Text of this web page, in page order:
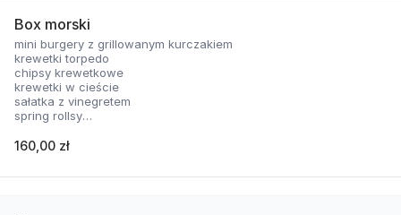
Box morski
mini burgery z grillowanym kurczakiem
krewetki torpedo
chipsy krewetkowe
krewetki w cieście
sałatka z vinegretem
spring rollsy
160,00 zł